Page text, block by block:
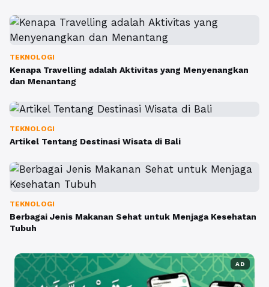
TEKNOLOGI
Kenapa Travelling adalah Aktivitas yang Menyenangkan
dan Menantang
TEKNOLOGI
Artikel Tentang Destinasi Wisata di Bali
TEKNOLOGI
Berbagai Jenis Makanan Sehat untuk Menjaga Kesehatan
Tubuh
AD